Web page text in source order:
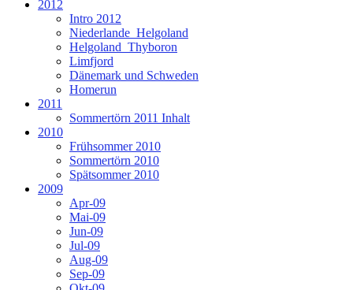
2012
Intro 2012
Niederlande_Helgoland
Helgoland_Thyboron
Limfjord
Dänemark und Schweden
Homerun
2011
Sommertörn 2011 Inhalt
2010
Frühsommer 2010
Sommertörn 2010
Spätsommer 2010
2009
Apr-09
Mai-09
Jun-09
Jul-09
Aug-09
Sep-09